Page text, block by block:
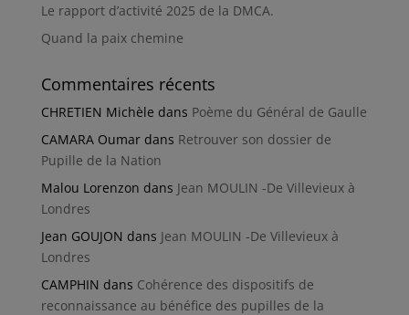
Le rapport d’activité 2025 de la DMCA.
Quand la paix chemine
Commentaires récents
CHRETIEN Michèle dans Poème du Général de Gaulle
CAMARA Oumardans Retrouver son dossier de
Pupille de la Nation
Malou Lorenzon dans Jean MOULIN -De Villevieux à
Londres
Jean GOUJON dans Jean MOULIN -De Villevieux à
Londres
CAMPHIN dans Cohérence des dispositifs de
reconnaissance au bénéfice des pupilles de la